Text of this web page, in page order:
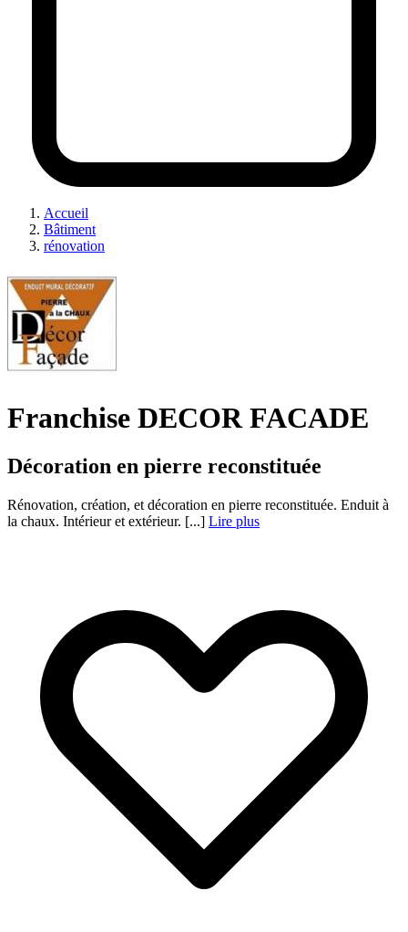
Accueil
Bâtiment
rénovation
Franchise DECOR FACADE
Décoration en pierre reconstituée
Rénovation, création, et décoration en pierre reconstituée. Enduit à
la chaux. Intérieur et extérieur. [...] Lire plus